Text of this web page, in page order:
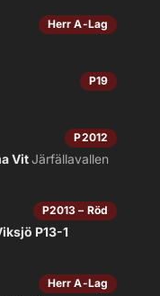
Herr A-Lag
P19
P2012
VitJärfällavallen
P2013 – Röd
P13-1
Herr A-Lag